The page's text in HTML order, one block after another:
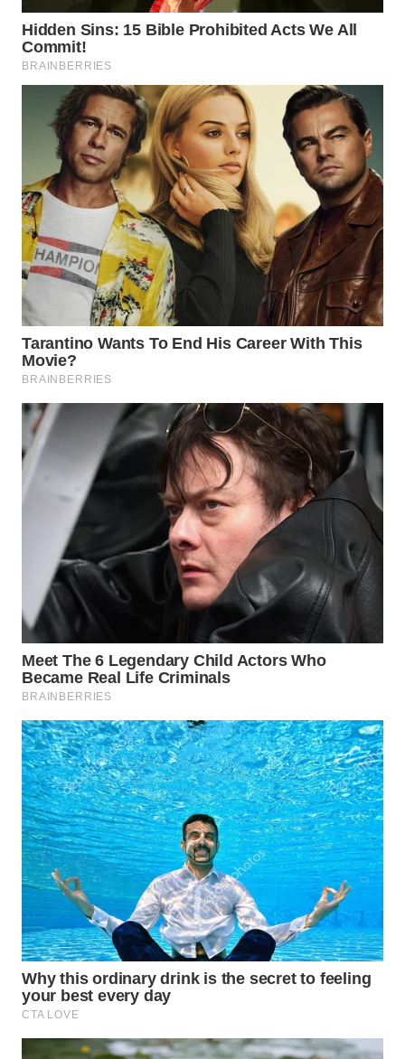
INDRAMAYU
WN
KUNINGAN
WN
MAJALENGKA
WN
SUBANG
WN
SUKABUMI
WN
PURWAKARTA
WN
PRIANGAN
WN
SEMARANG
WN
SOLO
BOROBUDUR
WN
WN
SURABAYA
WN
NATUNA
WN
BINTAN
WN
MANDALIKA
LIKUPANG